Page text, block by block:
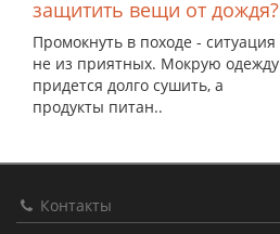
защитить вещи от дождя?
Промокнуть в походе - ситуация
не из приятных. Мокрую одежду
придется долго сушить, а
продукты питан..
Контакты